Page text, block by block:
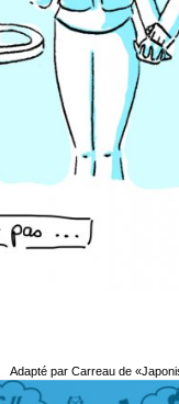
Adapté par Carreau de